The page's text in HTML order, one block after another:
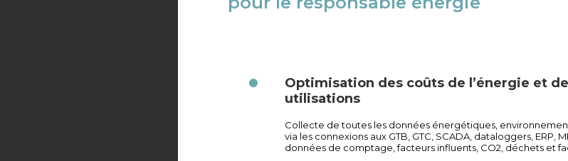
Optimisation des coûts de l’énergie et
utilisations​
Collecte de toutes les données énergétiques,
via les connexions aux GTB, GTC, SCADA, dataloggers , ERP,
données de comptage, facteurs influents, CO2, déchets et